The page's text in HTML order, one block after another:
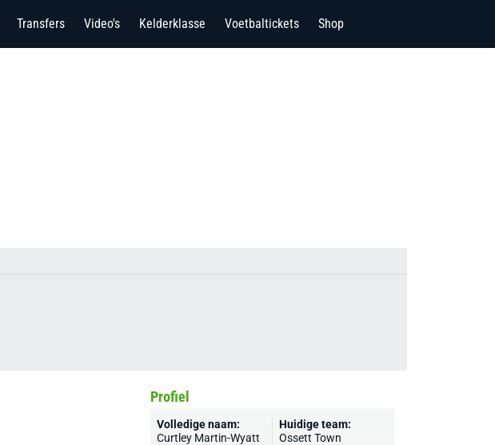
Transfers Video's Kelderklasse Voetbaltickets Shop
Profiel
Volledige naam:
Curtley Martin-Wyatt
Huidige team:
Ossett Town